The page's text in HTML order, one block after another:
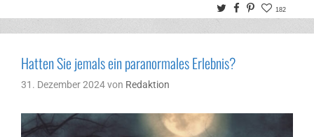
TwitterFacebook
Pinterest
182
Hatten Sie jemals ein paranormales Erlebnis?
31. Dezember 2024von Redaktion